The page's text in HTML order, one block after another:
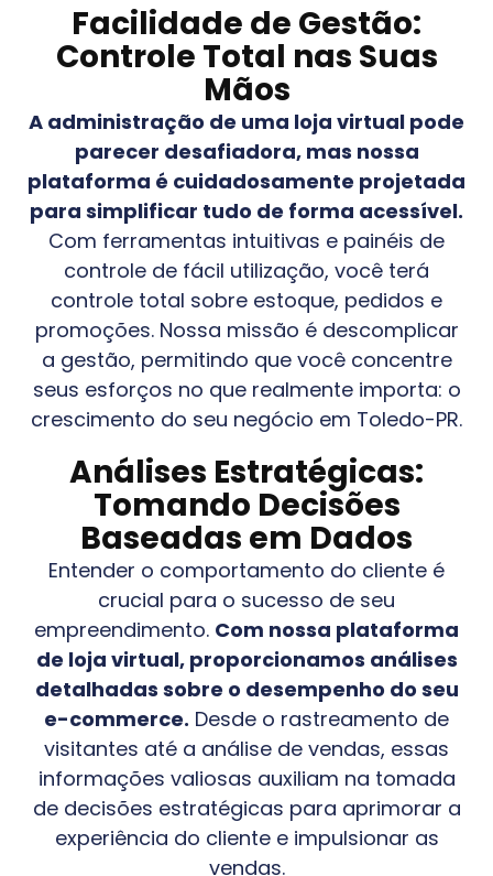
Facilidade de Gestão:
Controle Total nas Suas
Mãos
A administração de uma loja virtual pode
parecer desafiadora, mas nossa
plataforma é cuidadosamente projetada
para simplificar tudo de forma acessível.
Com ferramentas intuitivas e painéis de
controle de fácil utilização, você terá
controle total sobre estoque, pedidos e
promoções. Nossa missão é descomplicar
a gestão, permitindo que você concentre
seus esforços no que realmente importa: o
crescimento do seu negócio em Toledo-PR.
Análises Estratégicas:
Tomando Decisões
Baseadas em Dados
Entender o comportamento do cliente é
crucial para o sucesso de seu
empreendimento. Com nossa plataforma
de loja virtual, proporcionamos análises
detalhadas sobre o desempenho do seu
e-commerce. Desde o rastreamento de
visitantes até a análise de vendas, essas
informações valiosas auxiliam na tomada
de decisões estratégicas para aprimorar a
experiência do cliente e impulsionar as
vendas.